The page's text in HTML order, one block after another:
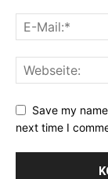
Save my
next time I